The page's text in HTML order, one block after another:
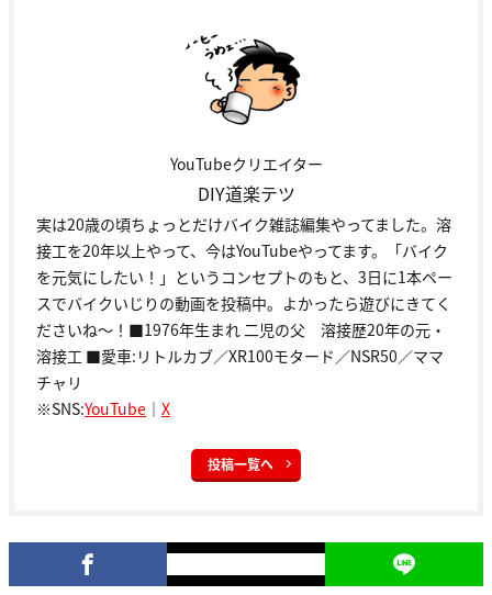
YouTubeクリエイター
DIY道楽テツ
実は20歳の頃ちょっとだけバイク雑誌編集やってました。溶
接工を20年以上やって、今はYouTubeやってます。「バイク
を元気にしたい！」というコンセプトのもと、3日に1本ペー
スでバイクいじりの動画を投稿中。よかったら遊びにきてく
ださいね～！■1976年生まれ 二児の父 溶接歴20年の元・
溶接工 ■愛車:リトルカブ／XR100モタード／NSR50／ママ
チャリ
※SNS:YouTube ｜ X
投稿一覧へ